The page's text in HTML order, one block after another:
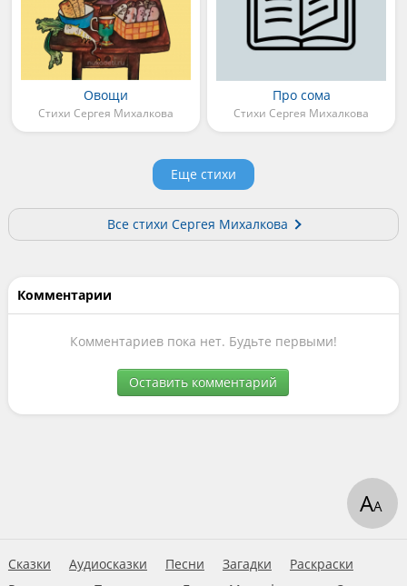
Овощи
Стихи Сергея Михалкова
Про сома
Стихи Сергея Михалкова
Еще стихи
Все стихи Сергея Михалкова
Комментарии
Комментариев пока нет. Будьте первыми!
Оставить комментарий
Сказки Аудиосказки Песни Загадки
Раскраски
АА